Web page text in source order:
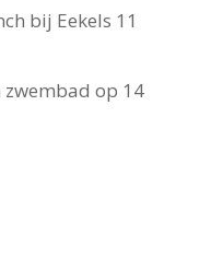
bij Eekels 11
op 14